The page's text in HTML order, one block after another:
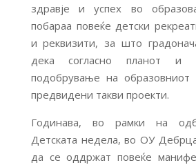
здравје и успех во
побараа повеќе детски
и реквизити, за што
дека согласно планот и
подобрување на образовниот
предвидени такви проекти.
Годинава, во рамки на
Детската недела, во ОУ
да се оддржат повеќе